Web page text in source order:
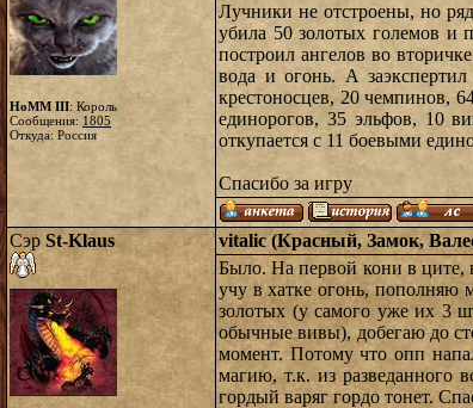
HoMM III: Король
Сообщения: 1805
Откуда: Россия
Лучники не отстроены, но
убила 50 золотых големов и
построил ангелов во
вода и огонь. А
крестоносцев, 20 чемпинов,
единорогов, 35 эльфов, 10
откупается с 11 боевыми
Спасибо за игру
Сэр St-Klaus vitalic (Красный, Замок,
Было. На первой кони в ците,
учу в хатке огонь, пополняю
золотых (у самого уже их 3
обычные вивы), добегаю до
момент. Потому что опп
магию, т.к. из разведанного
гордый варяг гордо тонет.